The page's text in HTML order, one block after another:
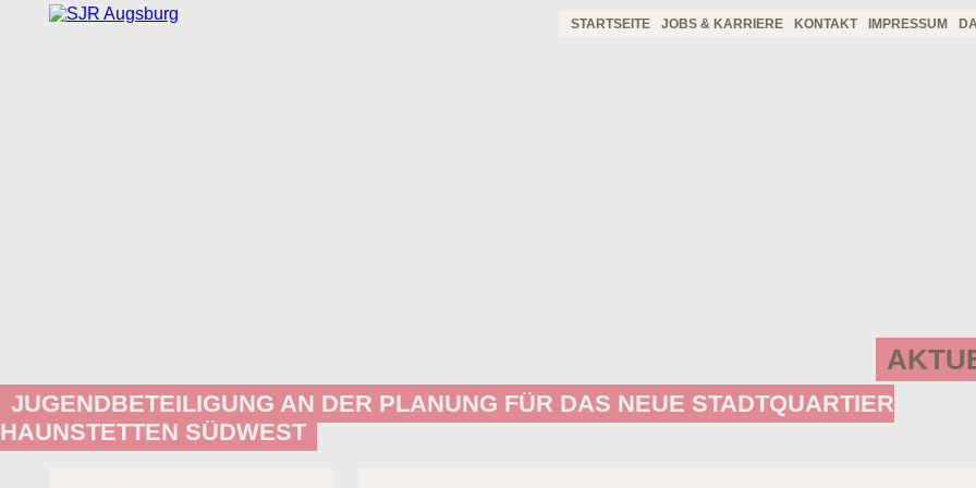
STARTSEITE JOBS & KARRIERE KONTAKT IMPRESSUM
JUGENDBETEILIGUNG AN DER PLANUNG FÜR DAS NEUE STADTQUARTIER
HAUNSTETTEN SÜDWEST